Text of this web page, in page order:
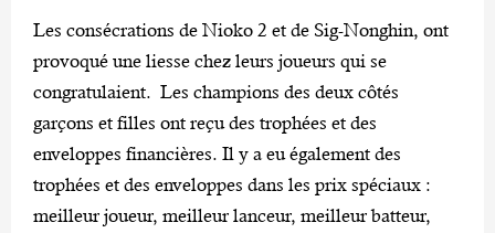
Les consécrations de Nioko 2 et de Sig-Nonghin, ont
provoqué une liesse chez leurs joueurs qui se
congratulaient. Les champions des deux côtés
garçons et filles ont reçu des trophées et des
enveloppes financières. Il y a eu également des
trophées et des enveloppes dans les prix spéciaux :
meilleur joueur, meilleur lanceur, meilleur batteur,